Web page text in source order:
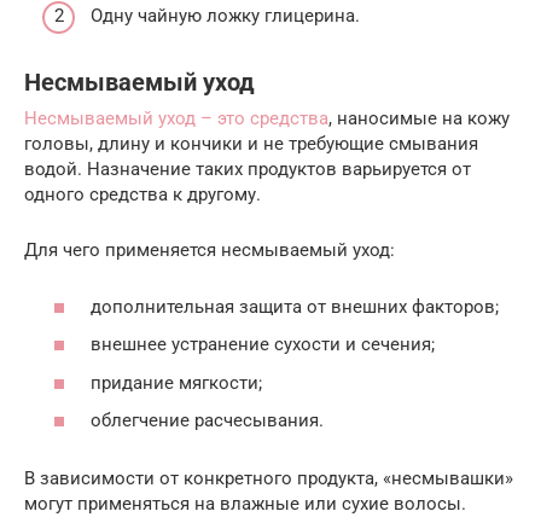
Одну чайную ложку глицерина.
Несмываемый уход
Несмываемый уход – это средства, наносимые на кожу
головы, длину и кончики и не требующие смывания
водой. Назначение таких продуктов варьируется от
одного средства к другому.
Для чего применяется несмываемый уход:
дополнительная защита от внешних факторов;
внешнее устранение сухости и сечения;
придание мягкости;
облегчение расчесывания.
В зависимости от конкретного продукта, «несмывашки»
могут применяться на влажные или сухие волосы.